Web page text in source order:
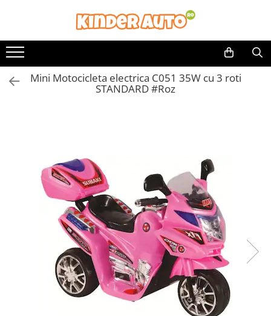
Mini Motocicleta electrica C051 35W cu 3 roti
STANDARD #Roz